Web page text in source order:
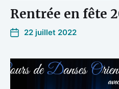
Rentrée en fête
22 juillet 2022